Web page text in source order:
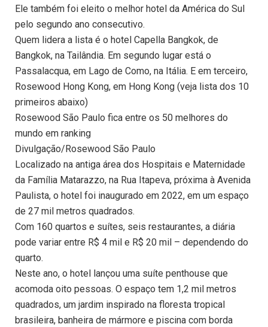
Ele também foi eleito o melhor hotel da América do Sul
pelo segundo ano consecutivo.
Quem lidera a lista é o hotel Capella Bangkok, de
Bangkok, na Tailândia. Em segundo lugar está o
Passalacqua, em Lago de Como, na Itália. E em terceiro,
Rosewood Hong Kong, em Hong Kong (veja lista dos 10
primeiros abaixo)
Rosewood São Paulo fica entre os 50 melhores do
mundo em ranking
Divulgação/Rosewood São Paulo
Localizado na antiga área dos Hospitais e Maternidade
da Família Matarazzo, na Rua Itapeva, próxima à Avenida
Paulista, o hotel foi inaugurado em 2022, em um espaço
de 27 mil metros quadrados.
Com 160 quartos e suítes, seis restaurantes, a diária
pode variar entre R$ 4 mil e R$ 20 mil – dependendo do
quarto.
Neste ano, o hotel lançou uma suíte penthouse que
acomoda oito pessoas. O espaço tem 1,2 mil metros
quadrados, um jardim inspirado na floresta tropical
brasileira, banheira de mármore e piscina com borda